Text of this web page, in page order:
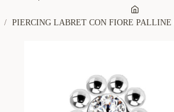
PIERCING LABRET CON FIORE PALLINE